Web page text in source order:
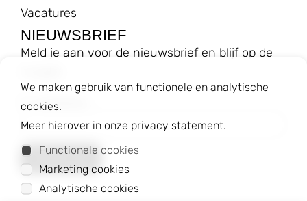
Vacatures
NIEUWSBRIEF
Meld je aan voor de nieuwsbrief en blijf op de
E-mailadres
We maken gebruik van functionele en analytische
cookies.
Meer hierover in onze privacy statement.
Functionele cookies
Marketing cookies
Analytische cookies